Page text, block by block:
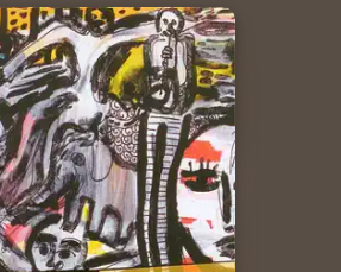
Install Apple Music